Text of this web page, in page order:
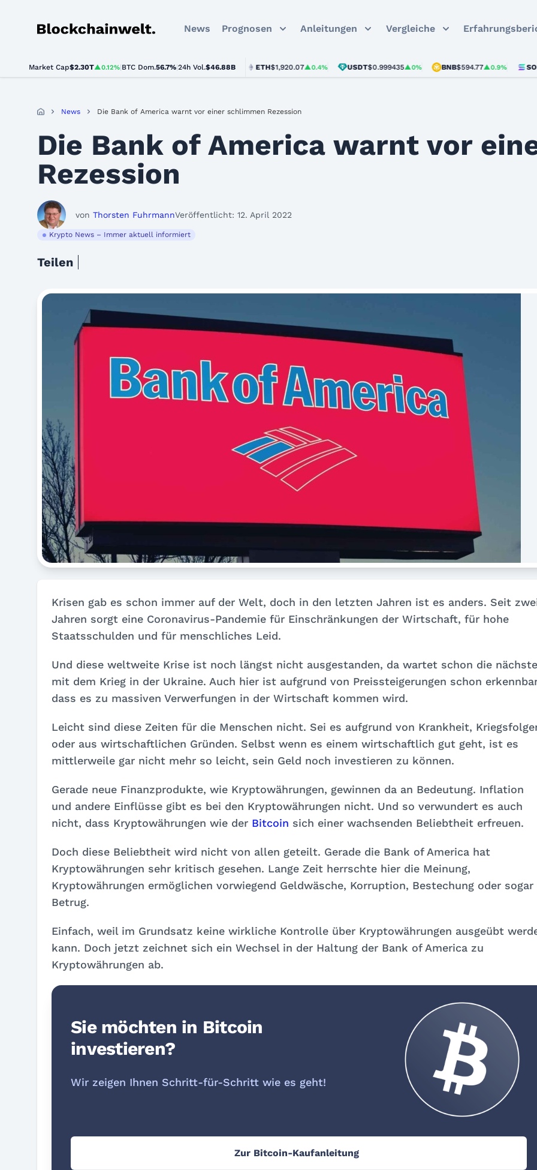
Blockchainwelt News Prognosen Anleitungen Vergleiche
Market Cap$2.30T▲0.12% BTC Dom.56.7% 24h Vol.$46.88B
BTC$64,958.00▲0.3% ETH $1,920.07▲0.4% USDT$0.999435▲0% BNB$594.77▲0.9% SOL
News Die Bank of America warnt vor einer schlimmen Rezession
Die Bank of America warnt vor
Rezession
von Thorsten FuhrmannVeröffentlicht: 12. April 2022
Krypto News – Immer aktuell informiert
Teilen
Krisen gab es schon immer auf der Welt, doch in den letzten Jahren ist es anders. Seit
Jahren sorgt eine Coronavirus-Pandemie für Einschränkungen der Wirtschaft, für hohe
Staatsschulden und für menschliches Leid.
Und diese weltweite Krise ist noch längst nicht ausgestanden, da wartet schon die nächste
mit dem Krieg in der Ukraine. Auch hier ist aufgrund von Preissteigerungen schon
dass es zu massiven Verwerfungen in der Wirtschaft kommen wird.
Leicht sind diese Zeiten für die Menschen nicht. Sei es aufgrund von Krankheit,
oder aus wirtschaftlichen Gründen. Selbst wenn es einem wirtschaftlich gut geht, ist es
mittlerweile gar nicht mehr so leicht, sein Geld noch investieren zu können.
Gerade neue Finanzprodukte, wie Kryptowährungen, gewinnen da an Bedeutung. Inflation
und andere Einflüsse gibt es bei den Kryptowährungen nicht. Und so verwundert es auch
nicht, dass Kryptowährungen wie der Bitcoin sich einer wachsenden Beliebtheit erfreuen.
Doch diese Beliebtheit wird nicht von allen geteilt. Gerade die Bank of America hat
Kryptowährungen sehr kritisch gesehen. Lange Zeit herrschte hier die Meinung,
Kryptowährungen ermöglichen vorwiegend Geldwäsche, Korruption, Bestechung oder sogar
Betrug.
Einfach, weil im Grundsatz keine wirkliche Kontrolle über Kryptowährungen ausgeübt
kann. Doch jetzt zeichnet sich ein Wechsel in der Haltung der Bank of America zu
Kryptowährungen ab.
Sie möchten in Bitcoin
investieren?
Wir zeigen Ihnen Schritt-für-Schritt wie es geht!
Zur Bitcoin-Kaufanleitung